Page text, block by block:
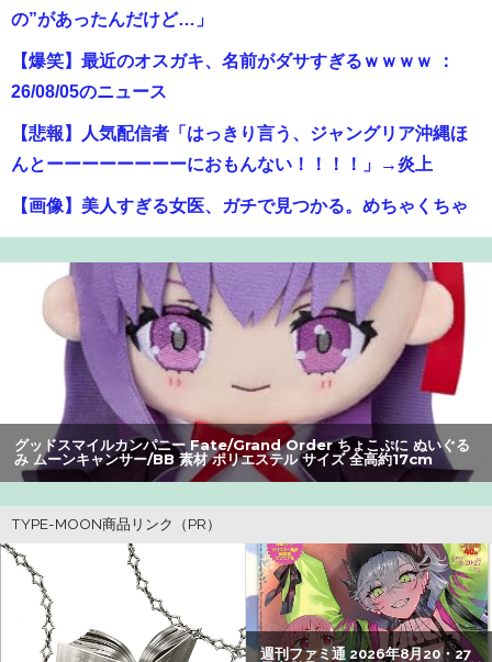
の”があったんだけど…」
【爆笑】最近のオスガキ、名前がダサすぎるｗｗｗｗ ：
26/08/05のニュース
【悲報】人気配信者「はっきり言う、ジャングリア沖縄ほ
んとーーーーーーーーにおもんない！！！！」→炎上
【画像】美人すぎる女医、ガチで見つかる。めちゃくちゃ
いいべｗｗｗｗ ：26/08/04のニュース
【悲報】風俗嬢やってる女の末路ｗｗｗｗｗｗｗｗｗｗｗ
【朗報】アマガミの棚町薫さん、最新絵でめっちゃ可愛く
なる：26/08/03のニュース
【警告】社会人「スムージーにキウイ皮ごと入れよ。これ
美容にいいんだよね〜」→ 結果…
【悲報】Z世代の身長低下の理由、ついに判明かｗｗｗｗ：
【衝撃】クルタ族虐 殺の犯人、ツェリードニヒで確定！ク
ロロの演劇のせいで2人も無駄死ににwwww
【画像】瀬戸環奈（セトカン）さん、ティファのコスプレ
でシコらせにくるｗｗｗ：26/08/01のニュース
グッドスマイルカンパニー Fate/Grand Order ちょこぷに ぬいぐる
み ムーンキャンサー/BB 素材 ポリエステル サイズ 全高約17cm